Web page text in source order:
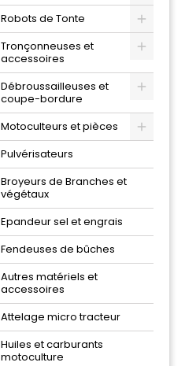
Robots de Tonte
Tronçonneuses et
accessoires
Débroussailleuses et
coupe-bordure
Motoculteurs et pièces
Pulvérisateurs
Broyeurs de Branches et
végétaux
Epandeur sel et engrais
Fendeuses de bûches
Autres matériels et
accessoires
Attelage micro tracteur
Huiles et carburants
motoculture